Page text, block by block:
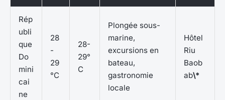
Rép
ubli
que
Do
mini
cai
ne
28
-
29
°C
28-
29°
C
Plongée sous-
marine,
excursions en
bateau,
gastronomie
locale
Hôtel
Riu
Baob
ab\*